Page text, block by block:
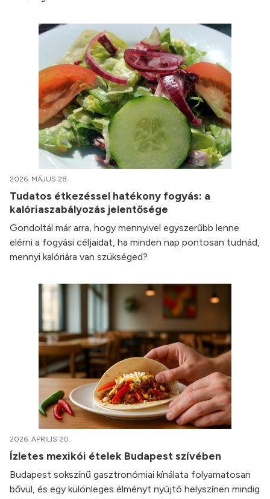
2026. MÁJUS 28.
Tudatos étkezéssel hatékony fogyás: a
kalóriaszabályozás jelentősége
Gondoltál már arra, hogy mennyivel egyszerűbb lenne
elérni a fogyási céljaidat, ha minden nap pontosan tudnád,
mennyi kalóriára van szükséged?
2026. ÁPRILIS 20.
Ízletes mexikói ételek Budapest szívében
Budapest sokszínű gasztronómiai kínálata folyamatosan
bővül, és egy különleges élményt nyújtó helyszínen mindig